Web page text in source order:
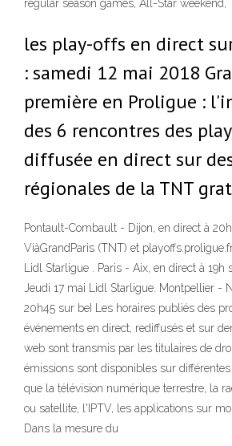
regular season games, All-Star weekend,
les play-offs en direct
: samedi 12 mai 2018
première en Proligue :
des 6 rencontres des
diffusée en direct sur
régionales de la TNT
Pontault-Combault - Dijon, en direct à
ViàGrandParis (TNT) et
Lidl Starligue . Paris - Aix, en direct à 19h
Jeudi 17 mai Lidl Starligue. Montpellier -
20h45 sur beI Les horaires publiés des
événements en direct, rediffusés et sur
web sont transmis par les titulaires de
émissions sont disponibles sur
que la télévision numérique terrestre, la
ou satellite, l'IPTV, les applications sur
Dans la mesure du